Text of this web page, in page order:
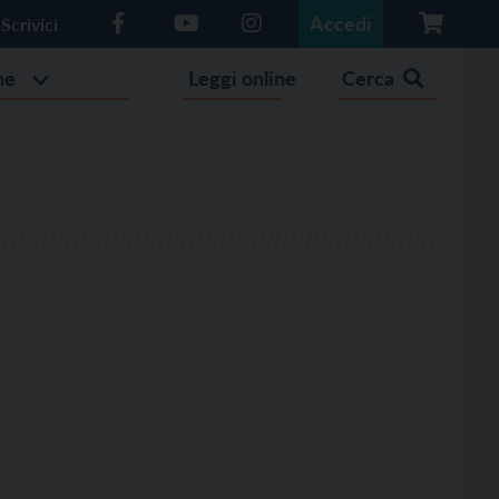
Scrivici Accedi
Leggi online Cerca